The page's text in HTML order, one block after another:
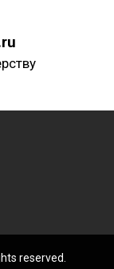
reserved.